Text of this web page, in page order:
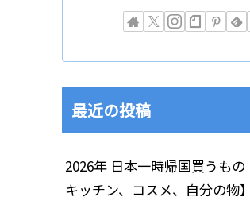
最近の投稿
2026年 日本一時帰国買うもの
キッチン、コスメ、自分の物】